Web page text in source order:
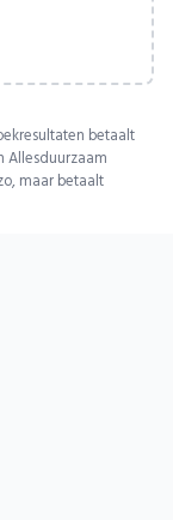
betaalt
Allesduurzaam
maar betaalt